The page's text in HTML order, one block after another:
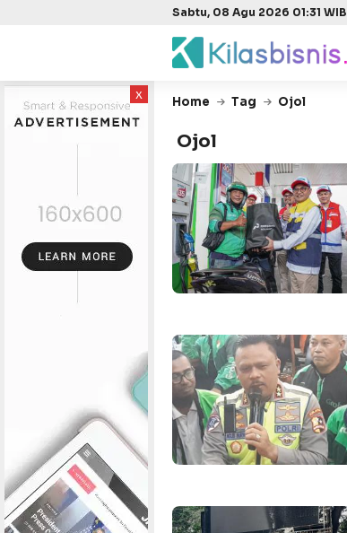
Sabtu, 08 Agu 2026 01:31 WIB
x Home Tag Ojol
Ojol